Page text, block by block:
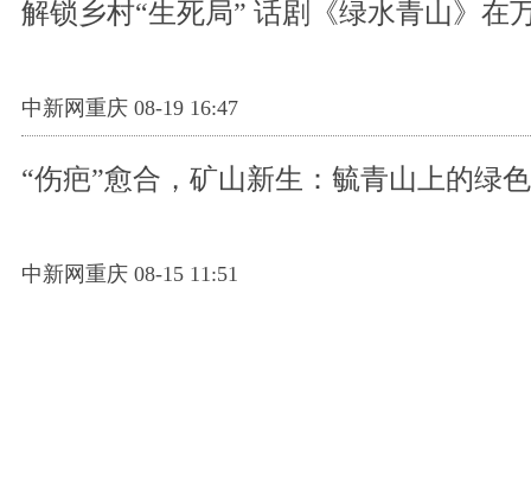
解锁乡村“生死局” 话剧《绿水青山》在
中新网重庆 08-19 16:47
“伤疤”愈合，矿山新生：毓青山上的绿
中新网重庆 08-15 11:51